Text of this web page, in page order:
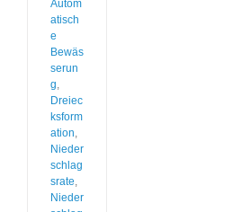
Autom
atisch
e
Bewäs
serun
g,
Dreiec
ksform
ation,
Nieder
schlag
srate,
Nieder